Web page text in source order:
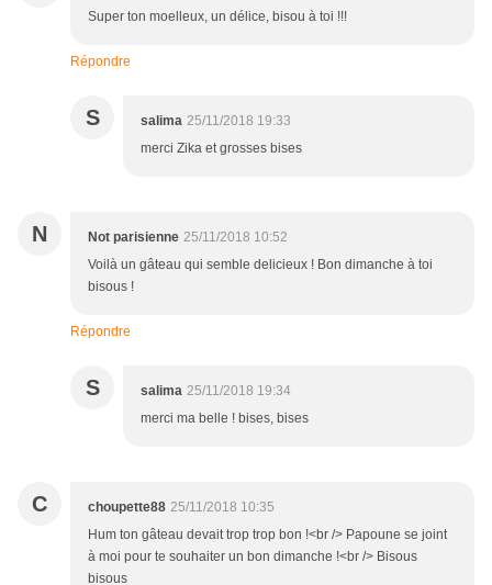
Super ton moelleux, un délice, bisou à toi !!!
Répondre
S salima 25/11/2018 19:33
merci Zika et grosses bises
N Not parisienne 25/11/2018 10:52
Voilà un gâteau qui semble delicieux ! Bon dimanche à toi
bisous !
Répondre
S salima 25/11/2018 19:34
merci ma belle ! bises, bises
C choupette88 25/11/2018 10:35
Hum ton gâteau devait trop trop bon !<br /> Papoune se joint
à moi pour te souhaiter un bon dimanche !<br /> Bisous
bisous